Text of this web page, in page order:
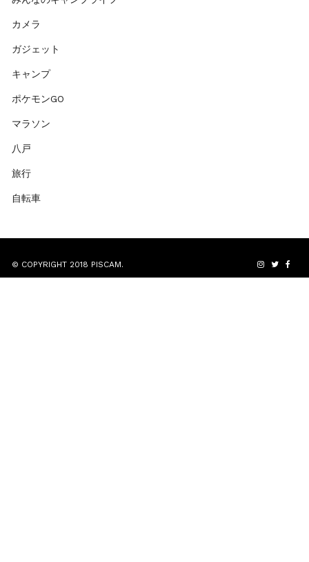
カメラ
ガジェット
キャンプ
ポケモンGO
マラソン
八戸
旅行
自転車
© COPYRIGHT 2018 PISCAM.